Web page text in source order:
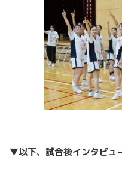
▼以下、試合後インタビュ